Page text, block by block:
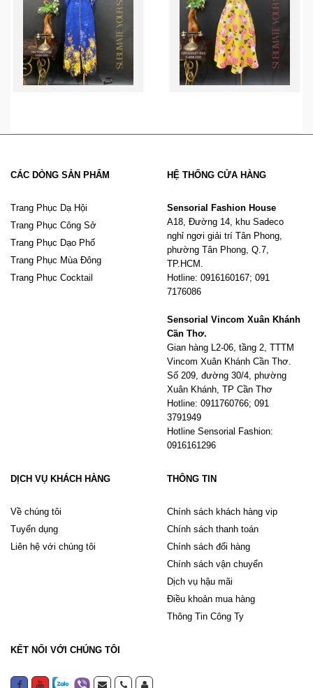
CÁC DÒNG SẢN PHẨM
Trang Phục Dạ Hội
Trang Phục Công Sở
Trang Phục Dạo Phố
Trang Phục Mùa Đông
Trang Phục Cocktail
HỆ THỐNG CỬA HÀNG
Sensorial Fashion House
A18, Đường 14, khu Sadeco
nghỉ ngơi giải trí Tân Phong,
phường Tân Phong, Q.7,
TP.HCM.
Hotline: 0916160167; 091
7176086
Sensorial Vincom Xuân Khánh
Cần Thơ.
Gian hàng L2-06, tầng 2, TTTM
Vincom Xuân Khánh Cần Thơ.
Số 209, đường 30/4, phường
Xuân Khánh, TP Cần Thơ
Hotline: 0911760766; 091
3791949
Hotline Sensorial Fashion:
0916161296
DỊCH VỤ KHÁCH HÀNG
Về chúng tôi
Tuyển dụng
Liên hệ với chúng tôi
THÔNG TIN
Chính sách khách hàng vip
Chính sách thanh toán
Chính sách đổi hàng
Chính sách vận chuyển
Dịch vụ hậu mãi
Điều khoản mua hàng
Thông Tin Công Ty
KẾT NỐI VỚI CHÚNG TÔI